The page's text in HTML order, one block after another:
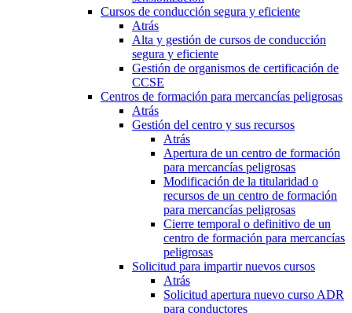
Cursos de conducción segura y eficiente
Atrás
Alta y gestión de cursos de conducción
segura y eficiente
Gestión de organismos de certificación de
CCSE
Centros de formación para mercancías peligrosas
Atrás
Gestión del centro y sus recursos
Atrás
Apertura de un centro de formación
para mercancías peligrosas
Modificación de la titularidad o
recursos de un centro de formación
para mercancías peligrosas
Cierre temporal o definitivo de un
centro de formación para mercancías
peligrosas
Solicitud para impartir nuevos cursos
Atrás
Solicitud apertura nuevo curso ADR
para conductores